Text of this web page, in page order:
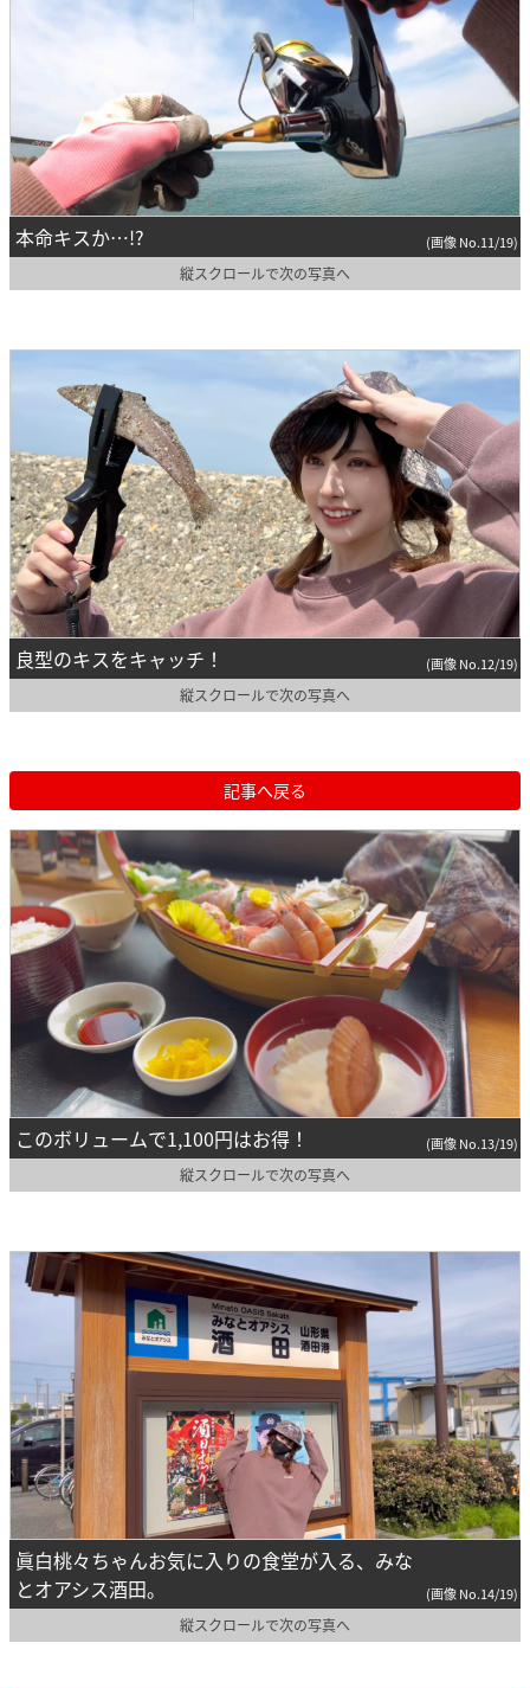
本命キスか…!? (画像 No.11/19)
縦スクロールで次の写真へ
良型のキスをキャッチ！ (画像 No.12/19)
縦スクロールで次の写真へ
記事へ戻る
このボリュームで1,100円はお得！ (画像 No.13/19)
縦スクロールで次の写真へ
眞白桃々ちゃんお気に入りの食堂が入る、みな
とオアシス酒田。
(画像 No.14/19)
縦スクロールで次の写真へ